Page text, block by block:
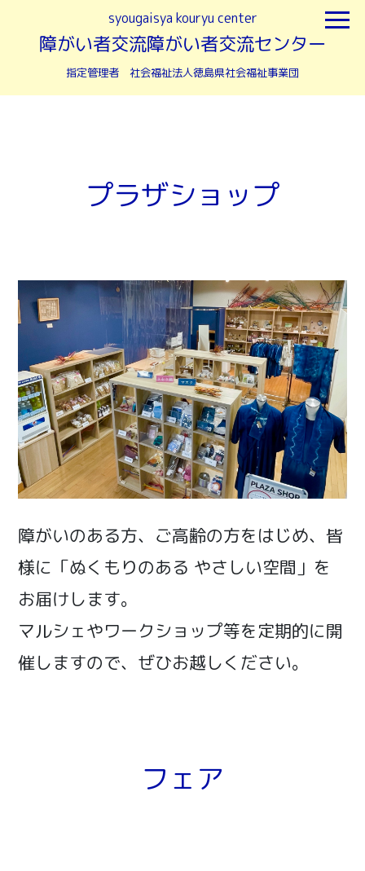
syougaisya kouryu center
障がい者交流障がい者交流センター
指定管理者 社会福祉法人徳島県社会福祉事業団
プラザショップ
障がいのある方、ご高齢の方をはじめ、皆
様に「ぬくもりのある やさしい空間」を
お届けします。
マルシェやワークショップ等を定期的に開
催しますので、ぜひお越しください。
フェア